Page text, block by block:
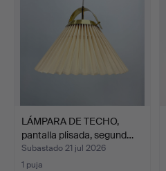
LÁMPARA DE TECHO,
pantalla plisada, segund…
Subastado 21 jul 2026
1 puja